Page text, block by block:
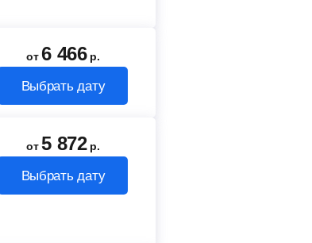
от6 466 р.
Выбрать дату
от5 872 р.
Выбрать дату